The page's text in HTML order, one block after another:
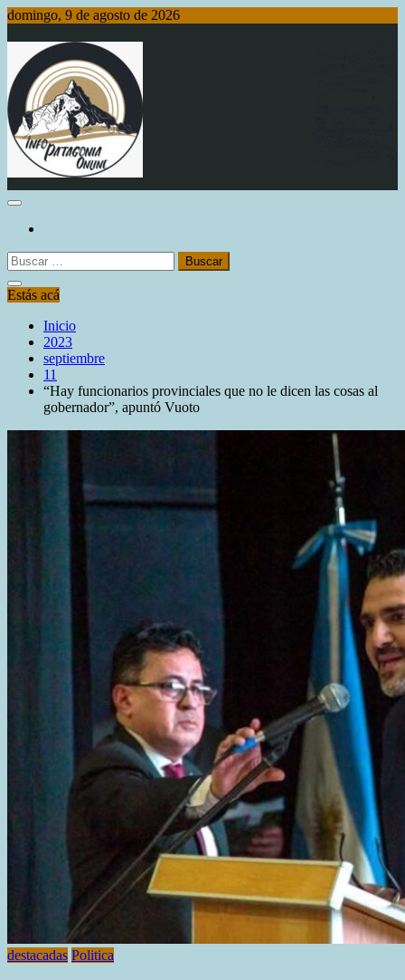
Saltar
contenido
domingo, 9 de agosto de 2026
Info Patagonia Online
Buscar:
Estás acá
Inicio
2023
septiembre
11
“Hay funcionarios provinciales que no le dicen las cosas al
gobernador”, apuntó Vuoto
destacadas Politica